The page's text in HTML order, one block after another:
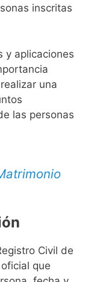
inscritas
y aplicaciones
una
las personas
Civil de
que